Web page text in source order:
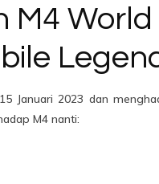
M4
Januari 2023 dan
M4 nanti: